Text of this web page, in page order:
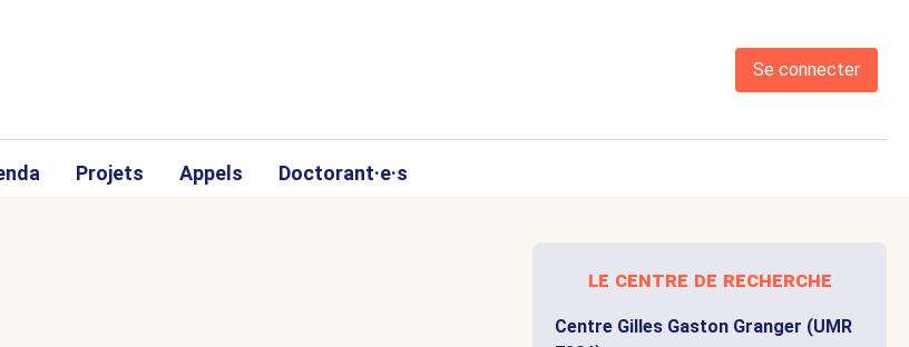
Se connecter
Projets Appels Doctorant·e·s
le centre de recherche
Centre Gilles Gaston Granger (UMR